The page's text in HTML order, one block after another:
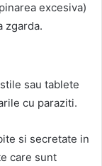
excesiva)
zgarda.
sau tablete
cu paraziti.
si secretate in
care sunt